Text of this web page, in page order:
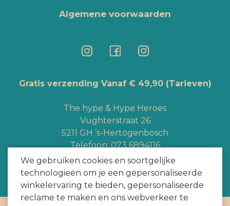
We gebruiken cookies en soortgelijke
technologieën om je een gepersonaliseerde
winkelervaring te bieden, gepersonaliseerde
reclame te maken en ons webverkeer te
Algemene voorwaarden
Gratis verzending Vanaf € 49,90 (Tarieven)
The hype & Hype Heroes
Vughterstraat 26
5211 GH ’s-Hertogenbosch
Telefoon:073 6894116
Whatsapp:+3165363328
info@hypeheroes.com